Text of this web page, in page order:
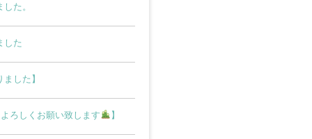
た。
した
ました】
よろしくお願い致します 】